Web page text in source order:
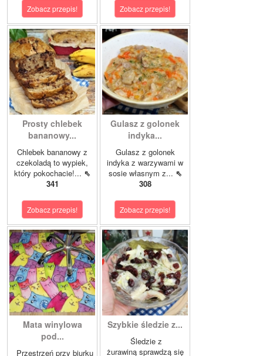
Zobacz przepis! Zobacz przepis!
Prosty chlebek
bananowy...
Chlebek bananowy z
czekoladą to wypiek,
który pokochacie!... ⇖
341
Zobacz przepis!
Gulasz z golonek
indyka...
Gulasz z golonek
indyka z warzywami w
sosie własnym z... ⇖
308
Zobacz przepis!
Mata winylowa
pod...
Przestrzeń przy biurku
Szybkie śledzie z...
Śledzie z
żurawiną sprawdzą się